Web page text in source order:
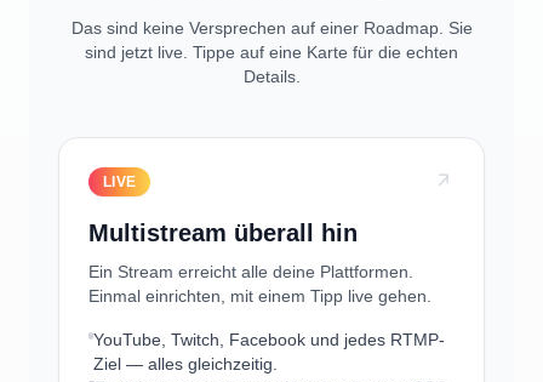
Das sind keine Versprechen auf einer Roadmap. Sie
sind jetzt live. Tippe auf eine Karte für die echten
Details.
LIVE
Multistream überall hin
Ein Stream erreicht alle deine Plattformen.
Einmal einrichten, mit einem Tipp live gehen.
YouTube, Twitch, Facebook und jedes RTMP-
Ziel — alles gleichzeitig.